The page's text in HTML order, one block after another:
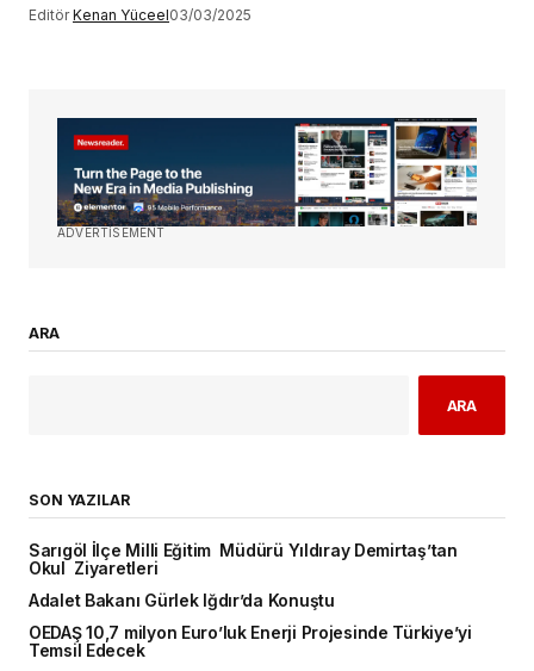
Editör Kenan Yüceel03/03/2025
ADVERTISEMENT
ARA
ARA
SON YAZILAR
Sarıgöl İlçe Milli Eğitim Müdürü Yıldıray Demirtaş’tan
Okul Ziyaretleri
Adalet Bakanı Gürlek Iğdır’da Konuştu
OEDAŞ 10,7 milyon Euro’luk Enerji Projesinde Türkiye’yi
Temsil Edecek